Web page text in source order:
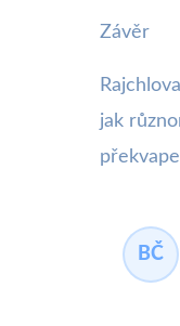
Závěr
jak
BČ